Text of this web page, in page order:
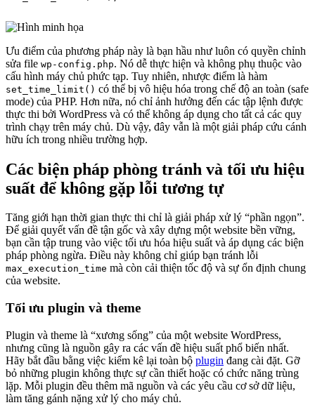
Ưu điểm của phương pháp này là bạn hầu như luôn có quyền chỉnh
sửa file wp-config.php. Nó dễ thực hiện và không phụ thuộc vào
cấu hình máy chủ phức tạp. Tuy nhiên, nhược điểm là hàm
set_time_limit() có thể bị vô hiệu hóa trong chế độ an toàn (safe
mode) của PHP. Hơn nữa, nó chỉ ảnh hưởng đến các tập lệnh được
thực thi bởi WordPress và có thể không áp dụng cho tất cả các quy
trình chạy trên máy chủ. Dù vậy, đây vẫn là một giải pháp cứu cánh
hữu ích trong nhiều trường hợp.
Các biện pháp phòng tránh và tối ưu hiệu
suất để không gặp lỗi tương tự
Tăng giới hạn thời gian thực thi chỉ là giải pháp xử lý “phần ngọn”.
Để giải quyết vấn đề tận gốc và xây dựng một website bền vững,
bạn cần tập trung vào việc tối ưu hóa hiệu suất và áp dụng các biện
pháp phòng ngừa. Điều này không chỉ giúp bạn tránh lỗi
max_execution_time mà còn cải thiện tốc độ và sự ổn định chung
của website.
Tối ưu plugin và theme
Plugin và theme là “xương sống” của một website WordPress,
nhưng cũng là nguồn gây ra các vấn đề hiệu suất phổ biến nhất.
Hãy bắt đầu bằng việc kiểm kê lại toàn bộ plugin đang cài đặt. Gỡ
bỏ những plugin không thực sự cần thiết hoặc có chức năng trùng
lặp. Mỗi plugin đều thêm mã nguồn và các yêu cầu cơ sở dữ liệu,
làm tăng gánh nặng xử lý cho máy chủ.